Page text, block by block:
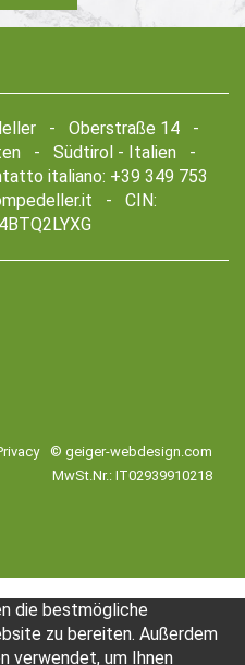
- Oberstraße 14 -
- Südtirol - Italien -
italiano: +39 349 753
- CIN:
© geiger-webdesign.com
MwSt.Nr.: IT02939910218
die bestmögliche
zu bereiten. Außerdem
verwendet, um Ihnen